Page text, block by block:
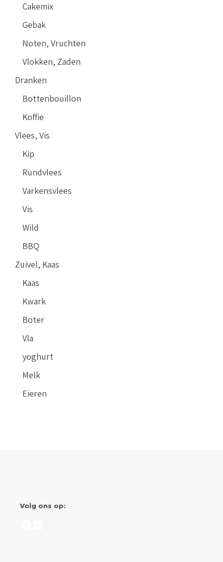
Cakemix
Gebak
Noten, Vruchten
Vlokken, Zaden
Dranken
Bottenbouillon
Koffie
Vlees, Vis
Kip
Rundvlees
Varkensvlees
Vis
Wild
BBQ
Zuivel, Kaas
Kaas
Kwark
Boter
Vla
yoghurt
Melk
Eieren
Volg ons op: